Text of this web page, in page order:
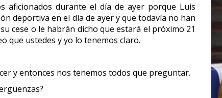
aficionados durante el día de ayer porque Luis
deportiva en el día de ayer y que todavía no han
cese o le habrán dicho que estará el próximo 21
que ustedes y yo lo tenemos claro.
y entonces nos tenemos todos que preguntar.